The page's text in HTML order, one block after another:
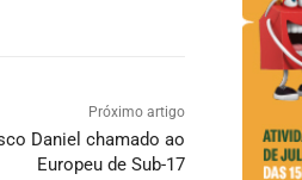
Próximo artigo
Daniel chamado ao
Europeu de Sub-17